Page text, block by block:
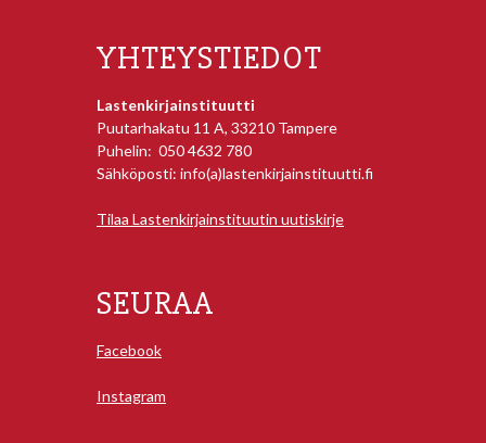
YHTEYSTIEDOT
Lastenkirjainstituutti
Puutarhakatu 11 A, 33210 Tampere
Puhelin: 050 4632 780
Sähköposti: info(a)lastenkirjainstituutti.fi
Tilaa Lastenkirjainstituutin uutiskirje
SEURAA
Facebook
Instagram